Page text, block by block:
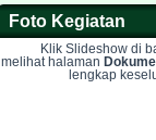
Foto Kegiatan
Klik Slideshow di
melihat halaman
lengkap